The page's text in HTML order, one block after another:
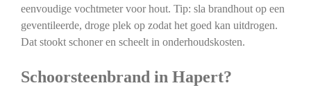
eenvoudige vochtmeter voor hout. Tip: sla brandhout op een
geventileerde, droge plek op zodat het goed kan uitdrogen.
Dat stookt schoner en scheelt in onderhoudskosten.
Schoorsteenbrand in Hapert?